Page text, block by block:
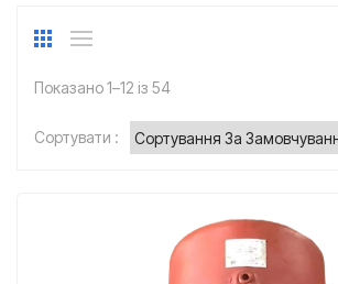
Показано 1–12 із 54
Сортувати :